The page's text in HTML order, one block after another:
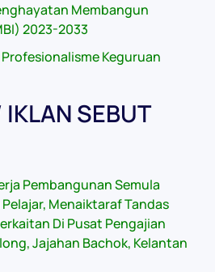
Membangun
2023-2033
Keguruan
SEBUT
Pembangunan Semula
Menaiktaraf Tandas
Di Pusat Pengajian
Jajahan Bachok, Kelantan